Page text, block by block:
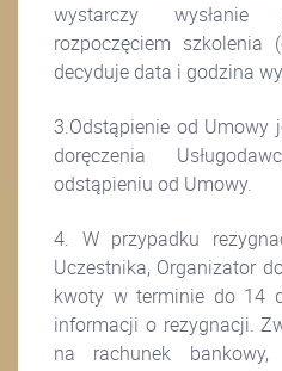
wystarczy wysłanie
rozpoczęciem szkolenia
decyduje data i godzina
3.Odstąpienie od Umowy
doręczenia
odstąpieniu od Umowy.
4. W przypadku
Uczestnika, Organizator
kwoty w terminie do 14
informacji o rezygnacji.
na rachunek